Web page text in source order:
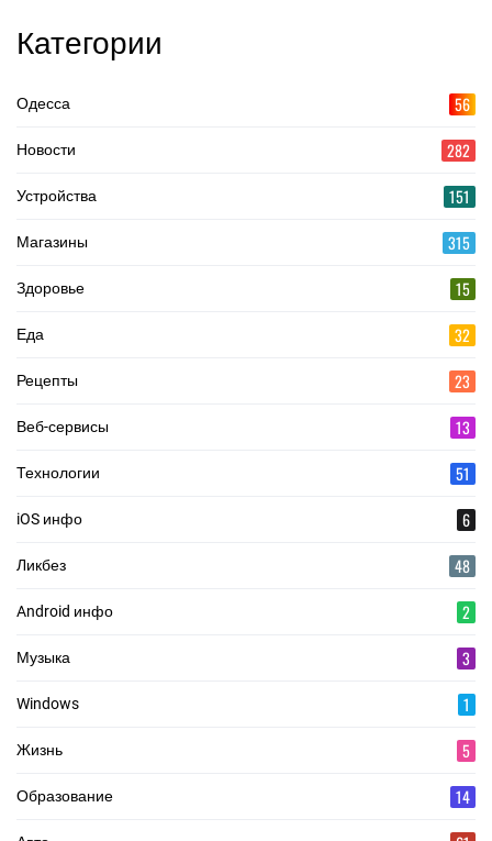
Категории
Одесса 56
Новости 282
Устройства 151
Магазины 315
Здоровье 15
Еда 32
Рецепты 23
Веб-сервисы 13
Технологии 51
iOS инфо 6
Ликбез 48
Android инфо 2
Музыка 3
Windows 1
Жизнь 5
Образование 14